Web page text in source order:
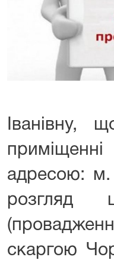
адресою: м.
розгляд
скаргою